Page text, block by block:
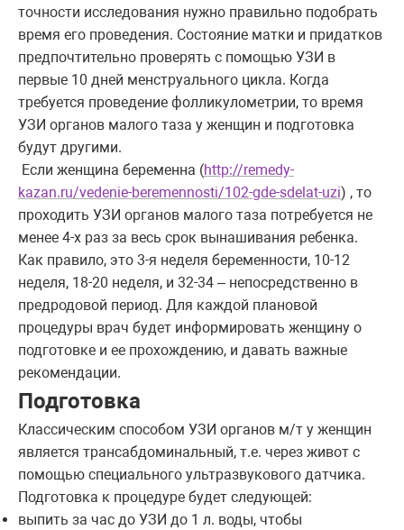
точности исследования нужно правильно подобрать
время его проведения. Состояние матки и придатков
предпочтительно проверять с помощью УЗИ в
первые 10 дней менструального цикла. Когда
требуется проведение фолликулометрии, то время
УЗИ органов малого таза у женщин и подготовка
будут другими.
Если женщина беременна (http://remedy-
kazan.ru/vedenie-beremennosti/102-gde-sdelat-uzi) , то
проходить УЗИ органов малого таза потребуется не
менее 4-х раз за весь срок вынашивания ребенка.
Как правило, это 3-я неделя беременности, 10-12
неделя, 18-20 неделя, и 32-34 – непосредственно в
предродовой период. Для каждой плановой
процедуры врач будет информировать женщину о
подготовке и ее прохождению, и давать важные
рекомендации.
Подготовка
Классическим способом УЗИ органов м/т у женщин
является трансабдоминальный, т.е. через живот с
помощью специального ультразвукового датчика.
Подготовка к процедуре будет следующей:
выпить за час до УЗИ до 1 л. воды, чтобы